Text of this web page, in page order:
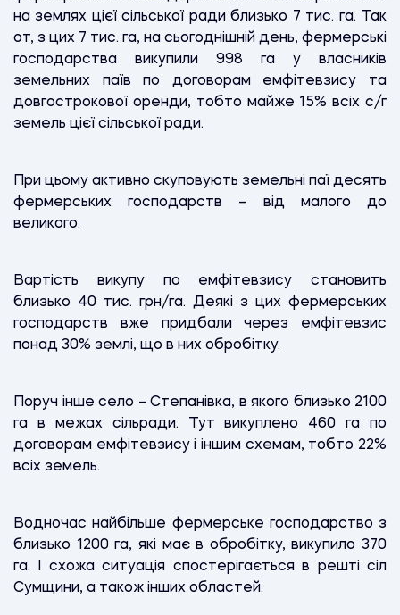
на землях цієї сільської ради близько 7 тис. га. Так
от, з цих 7 тис. га, на сьогоднішній день, фермерські
господарства викупили 998 га у власників
земельних паїв по договорам емфітевзису та
довгострокової оренди, тобто майже 15% всіх с/г
земель цієї сільської ради.
При цьому активно скуповують земельні паї десять
фермерських господарств – від малого до
великого.
Вартість викупу по емфітевзису становить
близько 40 тис. грн/га. Деякі з цих фермерських
господарств вже придбали через емфітевзис
понад 30% землі, що в них обробітку.
Поруч інше село – Степанівка, в якого близько 2100
га в межах сільради. Тут викуплено 460 га по
договорам емфітевзису і іншим схемам, тобто 22%
всіх земель.
Водночас найбільше фермерське господарство з
близько 1200 га, які має в обробітку, викупило 370
га. І схожа ситуація спостерігається в решті сіл
Сумщини, а також інших областей.